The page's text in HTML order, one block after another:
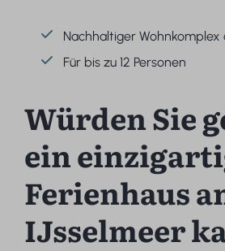
Nachhaltiger
Für bis zu 12 Personen
Würden Sie
ein
Ferienhaus
IJsselmeer